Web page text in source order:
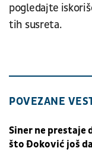
pogledajte
tih susreta.
POVEZANE
Siner ne prestaje
što Đoković još